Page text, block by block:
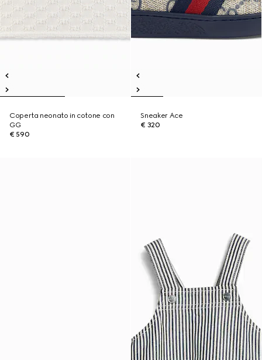
Coperta neonato in cotone con
GG
€ 590
Sneaker Ace
€ 320